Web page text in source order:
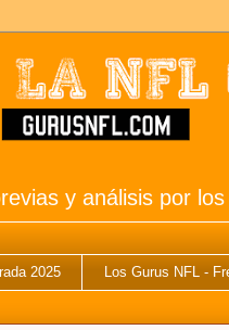
y análisis por
2025 Los Gurus NFL -